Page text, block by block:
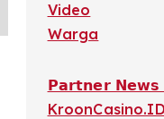
Video
Warga
𝗣𝗮𝗿𝘁𝗻𝗲𝗿
KroonCasino.ID